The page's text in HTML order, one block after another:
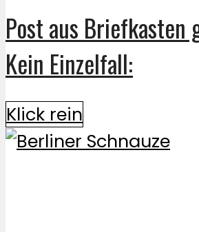
Post aus Briefkasten
Kein Einzelfall:
Klick rein